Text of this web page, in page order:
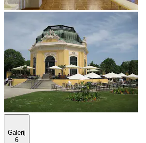
Galerij
6